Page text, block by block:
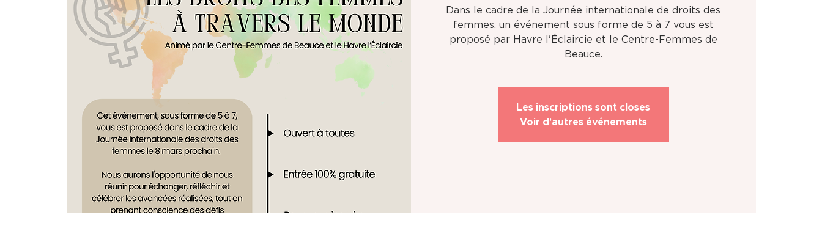
Dans le cadre de la Journée internationale de droits des
femmes, un événement sous forme de 5 à 7 vous est
proposé par Havre l'Éclaircie et le Centre-Femmes de
Beauce.
Les inscriptions sont closes
Voir d'autres événements